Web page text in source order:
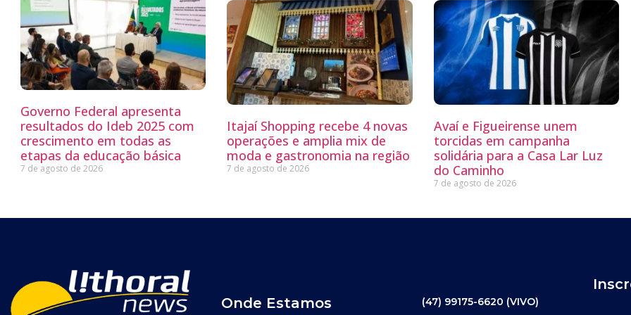
Governo Federal apresenta
resultados do Ideb 2025 com
crescimento em todas as
etapas da educação básica
7 de agosto de 2026
Itajaí Shopping recebe 4 novas
operações e amplia mix de
moda e gastronomia na região
7 de agosto de 2026
Avaí e Figueirense unem
torcidas em campanha
solidária para a Casa Lar Luz
do Caminho
7 de agosto de 2026
Onde Estamos (47) 99175-6620 (VIVO)